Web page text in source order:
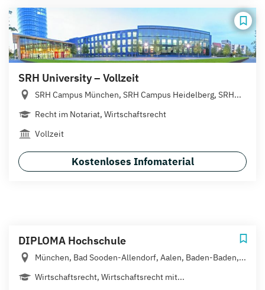
SRH University – Vollzeit
SRH Campus München, SRH Campus Heidelberg, SRH...
Recht im Notariat, Wirtschaftsrecht
Vollzeit
Kostenloses Infomaterial
DIPLOMA Hochschule
München, Bad Sooden-Allendorf, Aalen, Baden-Baden,...
Wirtschaftsrecht, Wirtschaftsrecht mit...